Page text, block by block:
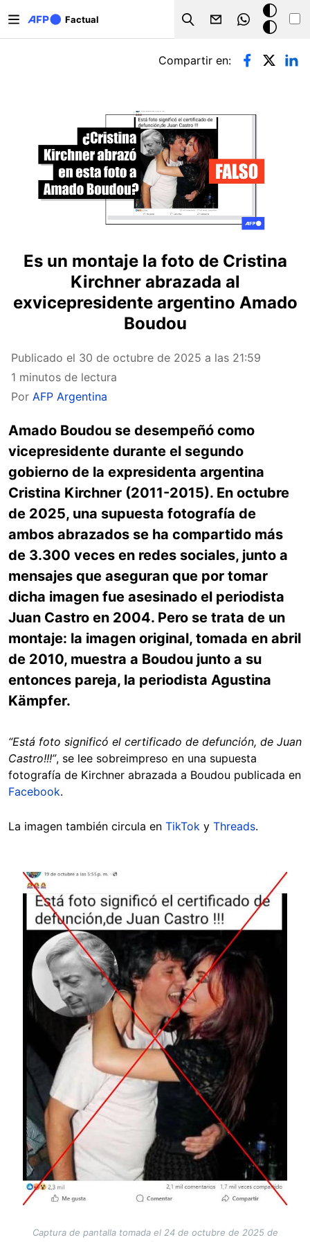
Factual
Search
Modo
oscuro
Solapas principales
Compartir en:
Es un montaje la foto de Cristina
Kirchner abrazada al
exvicepresidente argentino Amado
Boudou
Publicado el 30 de octubre de 2025 a las 21:59
1 minutos de lectura
Por AFP Argentina
Amado Boudou se desempeñó como
vicepresidente durante el segundo
gobierno de la expresidenta argentina
Cristina Kirchner (2011-2015). En octubre
de 2025, una supuesta fotografía de
ambos abrazados se ha compartido más
de 3.300 veces en redes sociales, junto a
mensajes que aseguran que por tomar
dicha imagen fue asesinado el periodista
Juan Castro en 2004. Pero se trata de un
montaje: la imagen original, tomada en abril
de 2010, muestra a Boudou junto a su
entonces pareja, la periodista Agustina
Kämpfer.
“Está foto significó el certificado de defunción, de Juan
Castro!!!”, se lee sobreimpreso en una supuesta
fotografía de Kirchner abrazada a Boudou publicada en
Facebook.
La imagen también circula en TikTok y Threads.
Image
Captura de pantalla tomada el 24 de octubre de 2025 de